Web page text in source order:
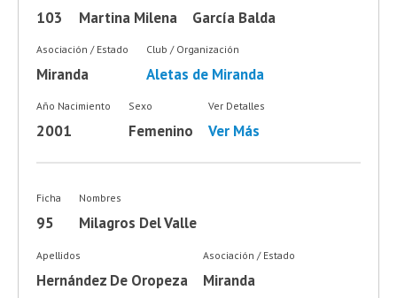
103 Martina Milena García Balda
Asociación / Estado
Miranda
Club / Organización
Aletas de Miranda
Año Nacimiento
2001
Sexo
Femenino
Ver Detalles
Ver Más
Ficha
95
Nombres
Milagros Del Valle
Apellidos
Hernández De Oropeza
Asociación / Estado
Miranda